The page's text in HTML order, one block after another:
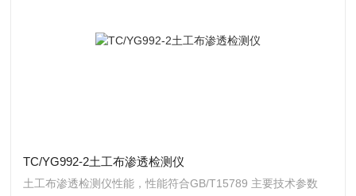
TC/YG992-2土工布渗透检测仪
土工布渗透检测仪性能，性能符合GB/T15789 主要技术参数